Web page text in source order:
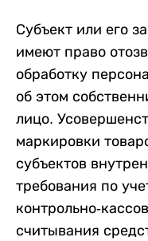
Субъект или его
имеют право
обработку
об этом
лицо.
маркировки
субъектов
требования по
контрольно-
считывания